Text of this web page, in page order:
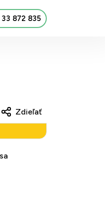
872 835
Zdieľať